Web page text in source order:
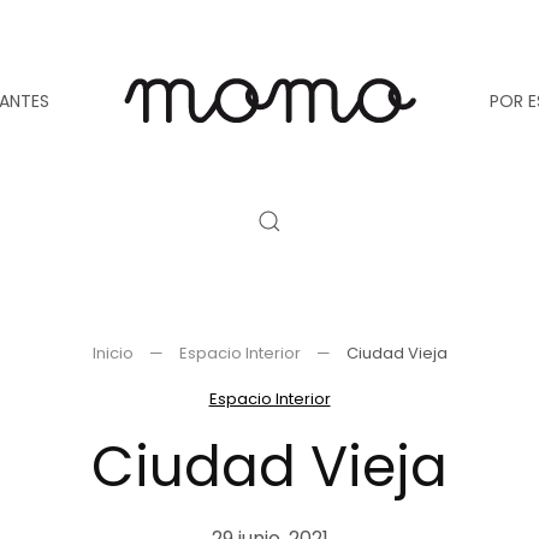
POR
Inicio Espacio Interior
Ciudad Vieja
Espacio Interior
Ciudad Vieja